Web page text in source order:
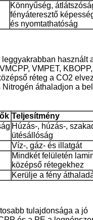
Könnyűség,
fényáteresztő
és nyomtathatóság
használt
VMPET,
réteg a CO2
Nitrogén áthaladjon a
Teljesítmény
Húzás-, húzás-,
ütésállóság
Víz-, gáz- és illatgát
Mindkét felületén
középső rétegekhez
Kerülje a fény
tulajdonsága a jó